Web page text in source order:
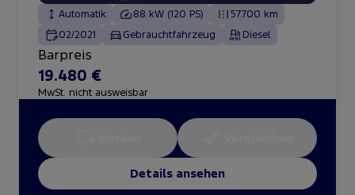
Automatik 88 kW (120 PS)
57.700 km
02/2021
Gebrauchtfahrzeug Diesel
Barpreis
19.480 €
MwSt. nicht ausweisbar
Details ansehen